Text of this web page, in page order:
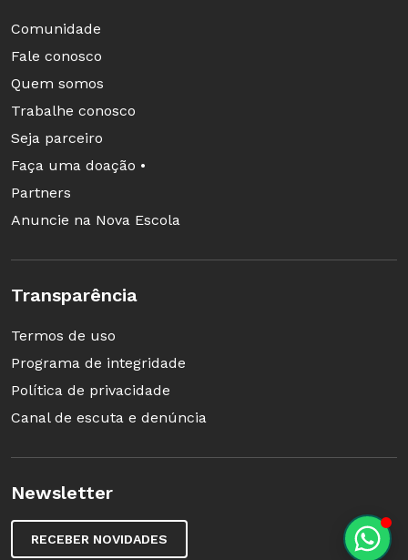
Comunidade
Fale conosco
Quem somos
Trabalhe conosco
Seja parceiro
Faça uma doação •
Partners
Anuncie na Nova Escola
Transparência
Termos de uso
Programa de integridade
Política de privacidade
Canal de escuta e denúncia
Newsletter
RECEBER NOVIDADES